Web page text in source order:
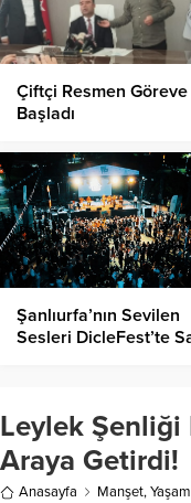
Çiftçi Resmen Göreve
Başladı
Şanlıurfa’nın Sevilen
Sesleri DicleFest’te
Leylek Şenliği
Araya Getirdi!
Anasayfa Manşet,Yaşam